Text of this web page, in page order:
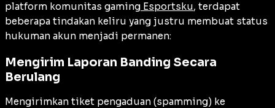
platform komunitas gaming Esportsku, terdapat
beberapa tindakan keliru yang justru membuat status
hukuman akun menjadi permanen:
Mengirim Laporan Banding Secara
Berulang
Mengirimkan tiket pengaduan (spamming) ke